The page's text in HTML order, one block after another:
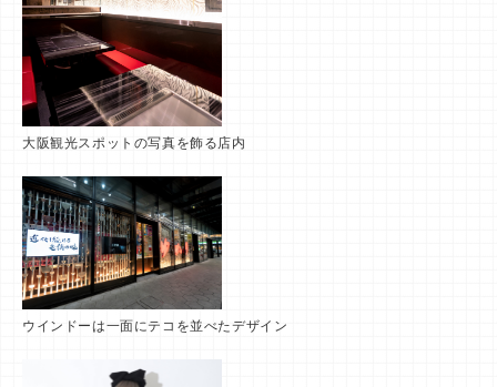
大阪観光スポットの写真を飾る店内
ウインドーは一面にテコを並べたデザイン